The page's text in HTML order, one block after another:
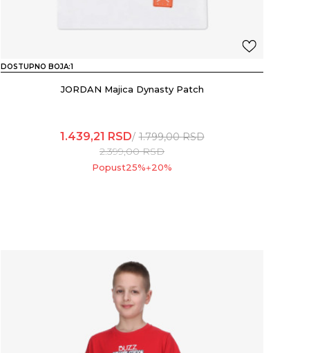
DOSTUPNO BOJA:1
JORDAN Majica Dynasty Patch
1.439,21 RSD 1.799,00RSD
2.399,00RSD
Popust25%+20%